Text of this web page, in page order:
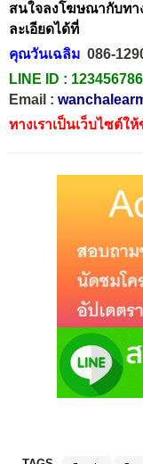
สนใจลงโฆษณากับทา
ละเอียดได้ที่
คุณวันเฉลิม 086-
LINE ID :
Email :
ทางเราเป็นเว็บไซต์ใ